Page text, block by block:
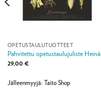
OPETUSTAULUTUOTTEET
Pahvitettu opetustaulujuliste Heinä
29,00 €
Jälleenmyyjä: Taito Shop